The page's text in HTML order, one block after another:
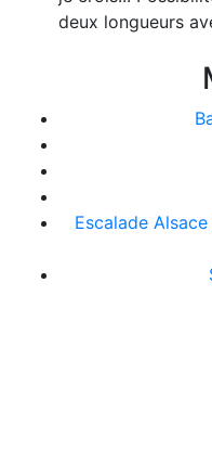
deux longueurs
Escalade